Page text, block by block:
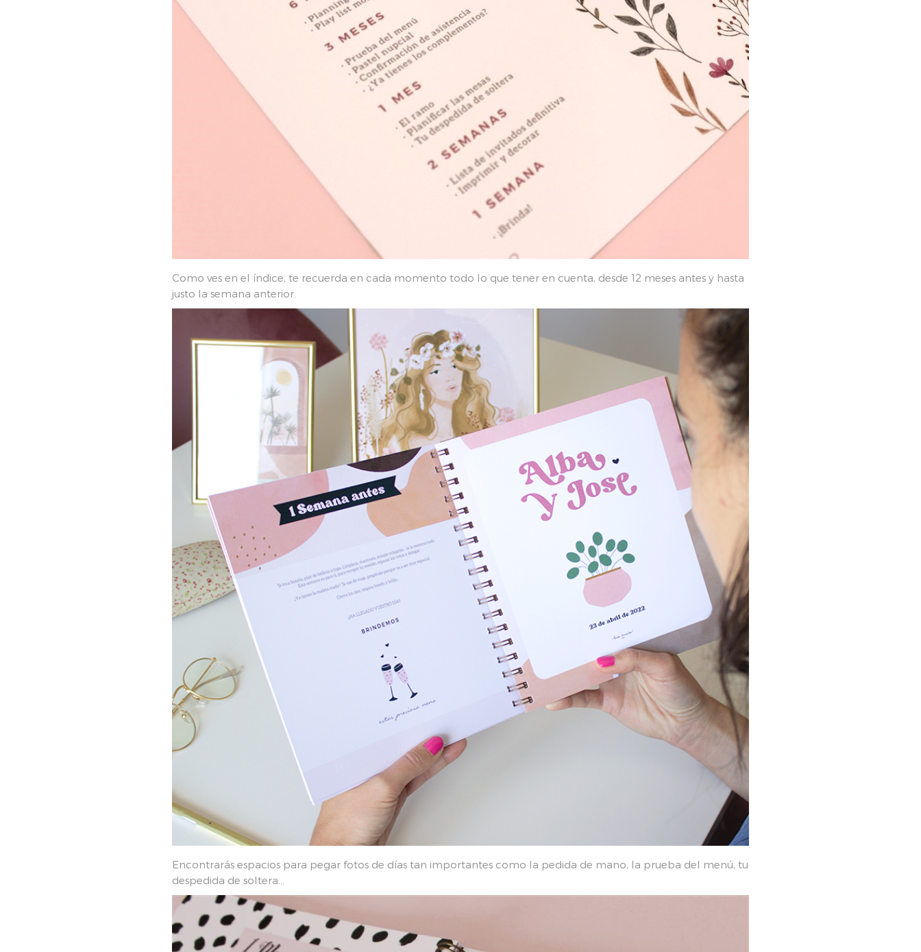
Como ves en el índice, te recuerda en cada momento todo lo que tener en cuenta, desde 12 meses antes y hasta
justo la semana anterior.
Encontrarás espacios para pegar fotos de días tan importantes como la pedida de mano, la prueba del menú, tu
despedida de soltera...